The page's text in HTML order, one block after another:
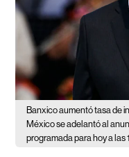
Banxico aumentó tasa de
México se adelantó al
programada para hoy a las